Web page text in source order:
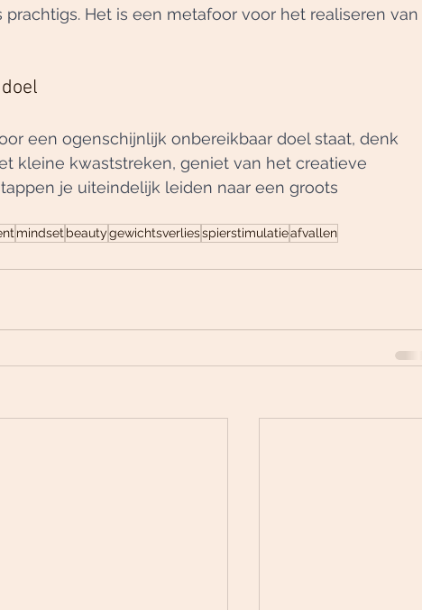
Het is een metafoor voor het realiseren van
een ogenschijnlijk onbereikbaar doel staat, denk
kleine kwaststreken, geniet van het creatieve
je uiteindelijk leiden naar een groots
mindset beautygewichtsverliesspierstimulatieafvallen